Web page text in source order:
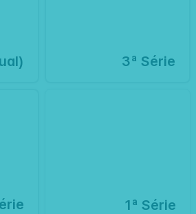
3ª Série
1ª Série